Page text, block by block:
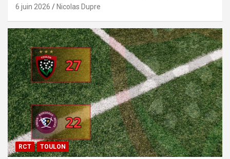
6 juin 2026 Nicolas Dupre
RCT TOULON